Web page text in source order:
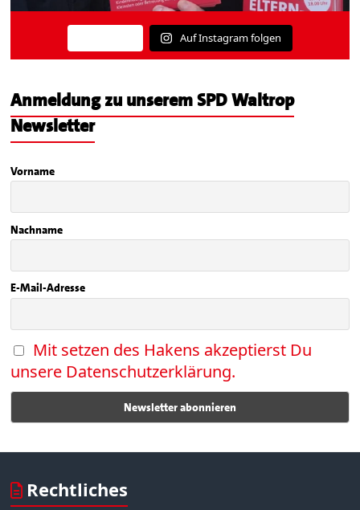
Auf Instagram folgen
Anmeldung zu unserem SPD Waltrop
Newsletter
Vorname
Nachname
E-Mail-Adresse
Mit setzen des Hakens akzeptierst Du
unsere Datenschutzerklärung.
Rechtliches